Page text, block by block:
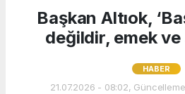
Başkan Altıok,
değildir, emek ve
HABER
21.07.2026 - 08:02,